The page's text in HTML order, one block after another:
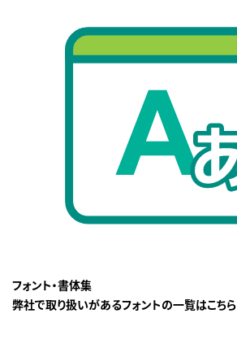
フォント・書体集
弊社で取り扱いがあるフォントの一覧はこちら